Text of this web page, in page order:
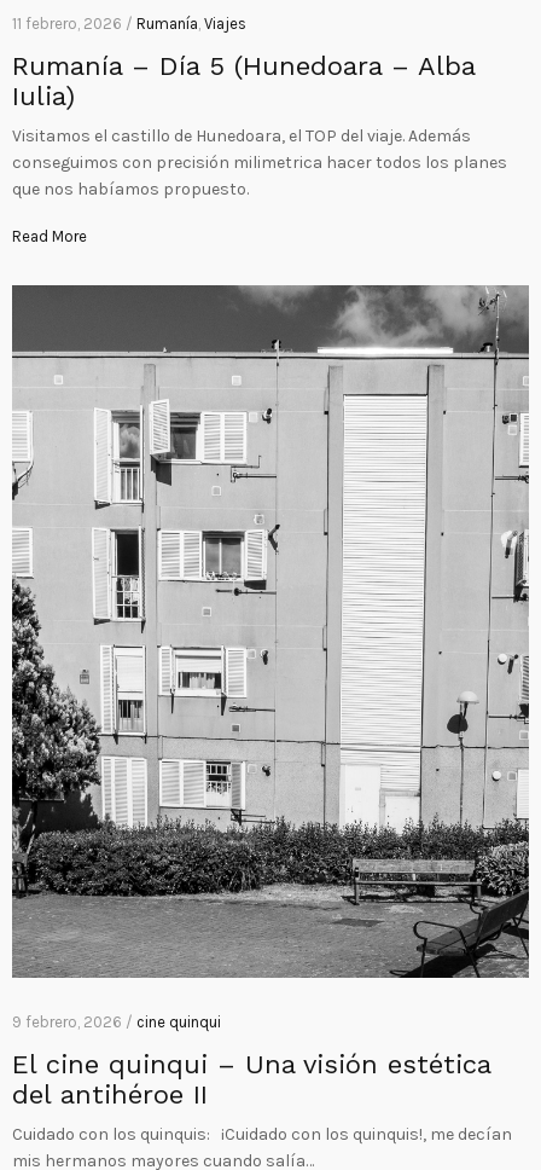
11 febrero, 2026 / Rumanía Viajes
Rumanía – Día 5 (Hunedoara – Alba
Iulia)
Visitamos el castillo de Hunedoara, el TOP del viaje. Además
conseguimos con precisión milimetrica hacer todos los planes
que nos habíamos propuesto.
Read More
9 febrero, 2026 / cine quinqui
El cine quinqui – Una visión estética
del antihéroe II
Cuidado con los quinquis: ¡Cuidado con los quinquis!, me decían
mis hermanos mayores cuando salía…